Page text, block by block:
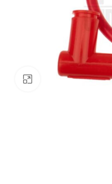
Klik om te vergroten